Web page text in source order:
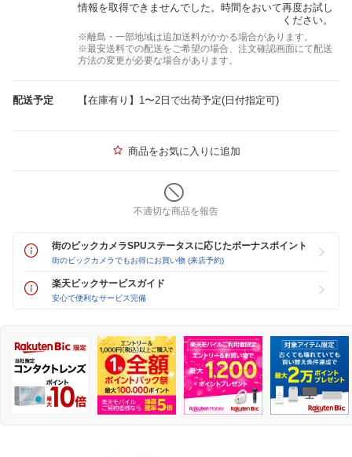
情報を取得できませんでした。時間をおいて再度お試し
ください。
※離島・一部地域は追加送料がかかる場合があります。
※最安送料での配送をご希望の場合、注文確認画面にて配送
方法の変更が必要な場合があります。
配送予定 【在庫有り】1〜2日で出荷予定(日付指定可)
商品をお気に入りに追加
不適切な商品を報告
街のビックカメラSPUステータスに応じたボーナスポイント
街のビックカメラでもお得にお買い物 (来店予約)
楽天ビックサービスガイド
安心で便利なサービス完備